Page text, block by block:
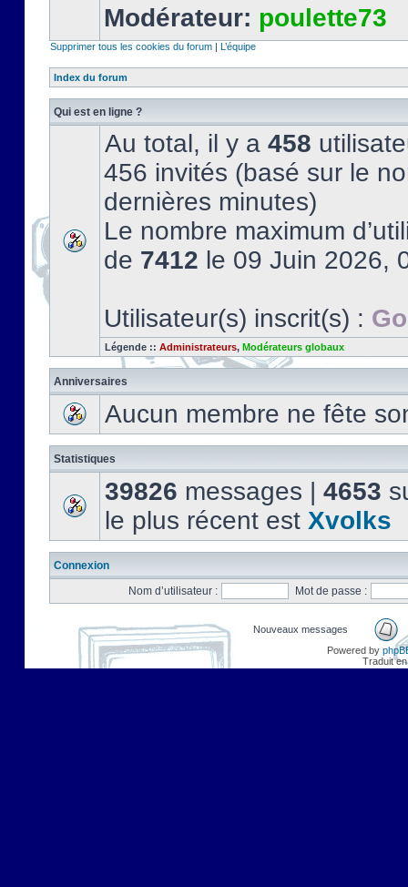
Modérateur: poulette73
Supprimer tous les cookies du forum | L’équipe
Index du forum
Qui est en ligne ?
Au total, il y a 458
456 invités (basé sur le
dernières minutes)
Le nombre maximum
de 7412 le 09 Juin 2026,
Utilisateur(s) inscrit(s) :
Légende :: Administrateurs, Modérateurs globaux
Anniversaires
Aucun membre ne fête
Statistiques
39826 messages | 4653
le plus récent est Xvolks
Connexion
Nom d’utilisateur :
Mot de passe :
Nouveaux messages
Powered by
Traduit